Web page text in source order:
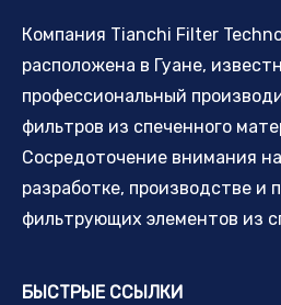
Компания Tianchi Filter
расположена в Гуане,
профессиональный
фильтров из спеченного
Сосредоточение внимания
разработке, производстве и
фильтрующих элементов из
БЫСТРЫЕ ССЫЛКИ